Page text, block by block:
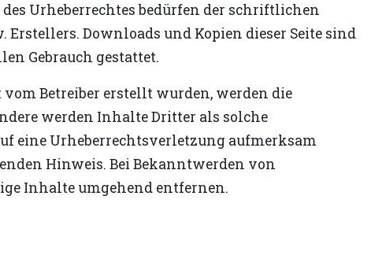
Urheberrechtes bedürfen der schriftlichen
Downloads und Kopien dieser Seite sind
Gebrauch gestattet.
Betreiber erstellt wurden, werden die
werden Inhalte Dritter als solche
eine Urheberrechtsverletzung aufmerksam
Hinweis. Bei Bekanntwerden von
Inhalte umgehend entfernen.